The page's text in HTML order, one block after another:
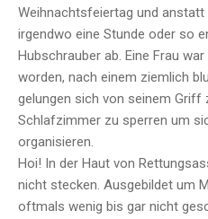
Weihnachtsfeiertag und
irgendwo eine Stunde oder so
Hubschrauber ab. Eine Frau
worden, nach einem ziemlich
gelungen sich von seinem Griff
Schlafzimmer zu sperren um
organisieren.
Hoi! In der Haut von
nicht stecken. Ausgebildet um
oftmals wenig bis gar nicht